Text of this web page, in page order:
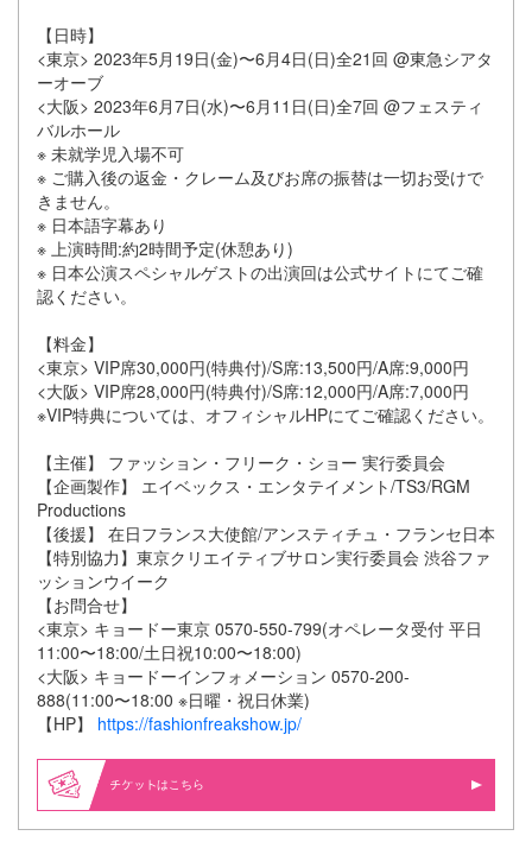
【日時】
<東京> 2023年5月19日(金)〜6月4日(日)全21回 @東急シアタ
ーオーブ
<大阪> 2023年6月7日(水)〜6月11日(日)全7回 @フェスティ
バルホール
※ 未就学児入場不可
※ ご購入後の返金・クレーム及びお席の振替は一切お受けで
きません。
※ 日本語字幕あり
※ 上演時間:約2時間予定(休憩あり)
※ 日本公演スペシャルゲストの出演回は公式サイトにてご確
認ください。
【料金】
<東京> VIP席30,000円(特典付)/S席:13,500円/A席:9,000円
<大阪> VIP席28,000円(特典付)/S席:12,000円/A席:7,000円
※VIP特典については、オフィシャルHPにてご確認ください。
【主催】 ファッション・フリーク・ショー 実行委員会
【企画製作】 エイベックス・エンタテイメント/TS3/RGM
Productions
【後援】 在日フランス大使館/アンスティチュ・フランセ日本
【特別協力】東京クリエイティブサロン実行委員会 渋谷ファ
ッションウイーク
【お問合せ】
<東京> キョードー東京 0570-550-799(オペレータ受付 平日
11:00〜18:00/土日祝10:00〜18:00)
<大阪> キョードーインフォメーション 0570-200-
888(11:00〜18:00 ※日曜・祝日休業)
【HP】 https://fashionfreakshow.jp/
はこちら